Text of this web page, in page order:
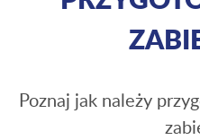
Poznaj jak należy